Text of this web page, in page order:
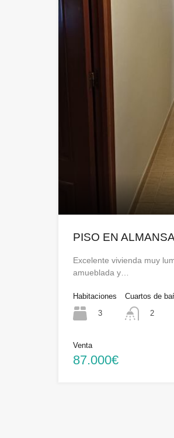
PISO EN
Excelente vivienda muy
amueblada y…
Habitaciones
3
Cuartos de
2
Venta
87.000€